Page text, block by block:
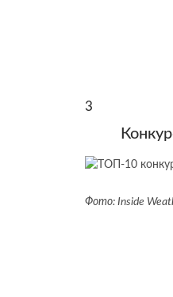
3
Фото: Inside